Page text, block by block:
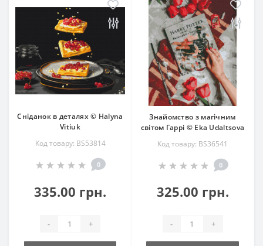
Сніданок в деталях © Halyna
Vitiuk
Код товару: BS53814
0
335.00 грн.
- +
Знайомство з магічним
світом Гаррі © Eka Udaltsova
Код товару: BS36541
0
325.00 грн.
- +